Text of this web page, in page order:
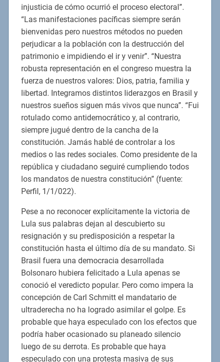
injusticia de cómo ocurrió el proceso electoral”.
“Las manifestaciones pacíficas siempre serán
bienvenidas pero nuestros métodos no pueden
perjudicar a la población con la destrucción del
patrimonio e impidiendo el ir y venir”. “Nuestra
robusta representación en el congreso muestra la
fuerza de nuestros valores: Dios, patria, familia y
libertad. Integramos distintos liderazgos en Brasil y
nuestros sueños siguen más vivos que nunca”. “Fui
rotulado como antidemocrático y, al contrario,
siempre jugué dentro de la cancha de la
constitución. Jamás hablé de controlar a los
medios o las redes sociales. Como presidente de la
república y ciudadano seguiré cumpliendo todos
los mandatos de nuestra constitución” (fuente:
Perfil, 1/1/022).
Pese a no reconocer explícitamente la victoria de
Lula sus palabras dejan al descubierto su
resignación y su predisposición a respetar la
constitución hasta el último día de su mandato. Si
Brasil fuera una democracia desarrollada
Bolsonaro hubiera felicitado a Lula apenas se
conoció el veredicto popular. Pero como impera la
concepción de Carl Schmitt el mandatario de
ultraderecha no ha logrado asimilar el golpe. Es
probable que haya especulado con los efectos que
podría haber ocasionado su planeado silencio
luego de su derrota. Es probable que haya
especulado con una protesta masiva de sus